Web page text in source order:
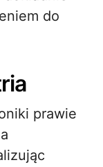
do
prawie